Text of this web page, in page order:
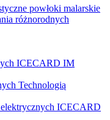
powłoki malarskie
różnorodnych
ICECARD IM
Technologią
elektrycznych ICECARD